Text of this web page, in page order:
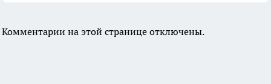
Комментарии на этой странице отключены.